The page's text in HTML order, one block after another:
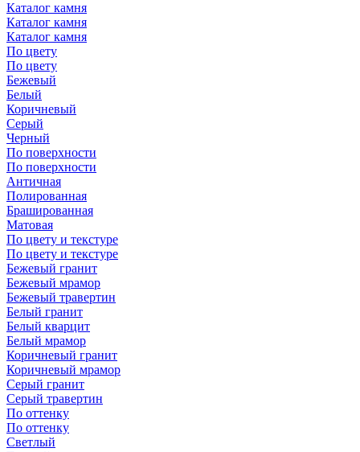
Каталог камня
Каталог камня
Каталог камня
По цвету
По цвету
Бежевый
Белый
Коричневый
Серый
Черный
По поверхности
По поверхности
Античная
Полированная
Брашированная
Матовая
По цвету и текстуре
По цвету и текстуре
Бежевый гранит
Бежевый мрамор
Бежевый травертин
Белый гранит
Белый кварцит
Белый мрамор
Коричневый гранит
Коричневый мрамор
Серый гранит
Серый травертин
По оттенку
По оттенку
Светлый